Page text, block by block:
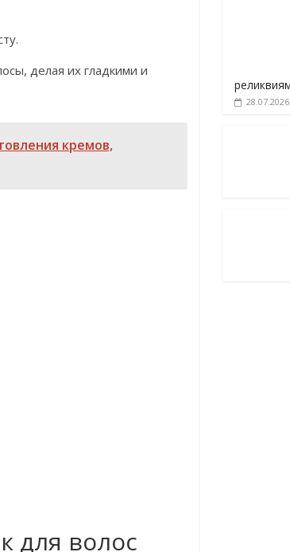
делая их гладкими и
кремов,
для волос
28.07.2026